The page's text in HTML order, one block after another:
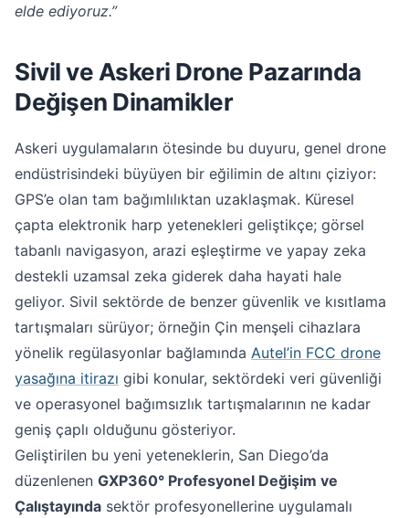
elde ediyoruz.”
Sivil ve Askeri Drone Pazarında
Değişen Dinamikler
Askeri uygulamaların ötesinde bu duyuru, genel drone
endüstrisindeki büyüyen bir eğilimin de altını çiziyor:
GPS’e olan tam bağımlılıktan uzaklaşmak. Küresel
çapta elektronik harp yetenekleri geliştikçe; görsel
tabanlı navigasyon, arazi eşleştirme ve yapay zeka
destekli uzamsal zeka giderek daha hayati hale
geliyor. Sivil sektörde de benzer güvenlik ve kısıtlama
tartışmaları sürüyor; örneğin Çin menşeli cihazlara
yönelik regülasyonlar bağlamında Autel’in FCC drone
yasağına itirazı gibi konular, sektördeki veri güvenliği
ve operasyonel bağımsızlık tartışmalarının ne kadar
geniş çaplı olduğunu gösteriyor.
Geliştirilen bu yeni yeteneklerin, San Diego’da
düzenlenen GXP360° Profesyonel Değişim ve
Çalıştayında sektör profesyonellerine uygulamalı